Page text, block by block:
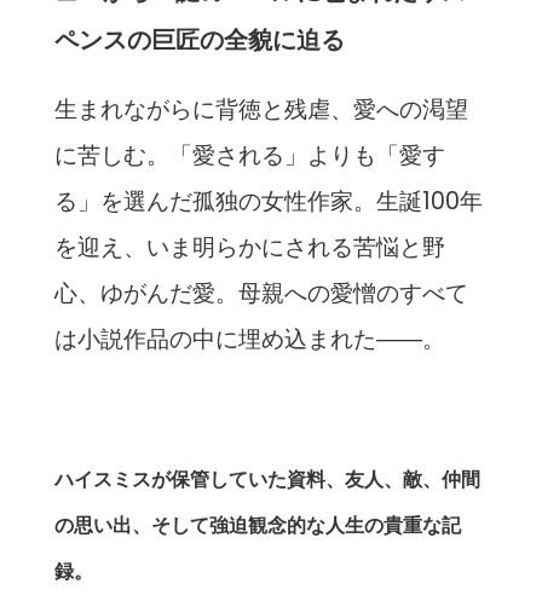
ペンスの巨匠の全貌に迫る
生まれながらに背徳と残虐、愛への渇望
に苦しむ。「愛される」よりも「愛す
る」を選んだ孤独の女性作家。生誕100年
を迎え、いま明らかにされる苦悩と野
心、ゆがんだ愛。母親への愛憎のすべて
は小説作品の中に埋め込まれた――。
ハイスミスが保管していた資料、友人、敵、仲間
の思い出、そして強迫観念的な人生の貴重な記
録。